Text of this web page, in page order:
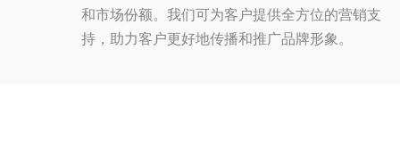
和市场份额。我们可为客户提供全方位的营销支
持，助力客户更好地传播和推广品牌形象。